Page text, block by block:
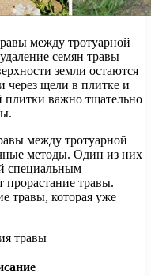
между тротуарной
семян травы
земли остаются
через щели в плитке и
плитки важно тщательно
между тротуарной
методы. Один из них
специальным
прорастание травы.
травы, которая уже
травы